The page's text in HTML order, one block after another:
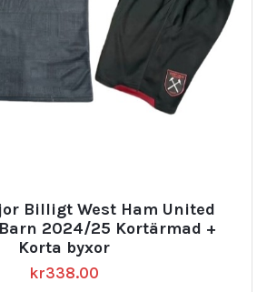
Billigt West Ham United
2024/25 Kortärmad +
Korta byxor
kr338.00